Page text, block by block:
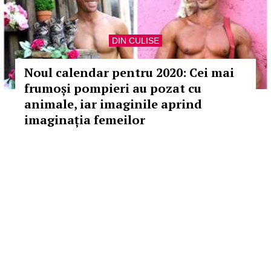
DIN CULISE
Noul calendar pentru 2020: Cei mai
frumoși pompieri au pozat cu
animale, iar imaginile aprind
imaginația femeilor